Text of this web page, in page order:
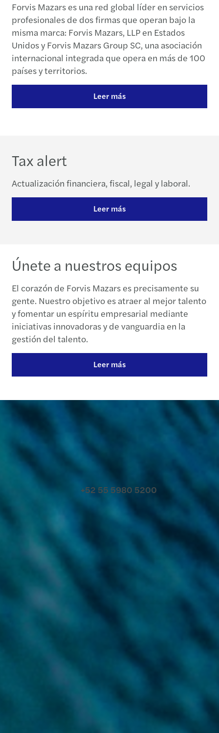
Forvis Mazars es una red global líder en servicios
profesionales de dos firmas que operan bajo la
misma marca: Forvis Mazars, LLP en Estados
Unidos y Forvis Mazars Group SC, una asociación
internacional integrada que opera en más de 100
países y territorios.
Leer más
Tax alert
Actualización financiera, fiscal, legal y laboral.
Leer más
Únete a nuestros equipos
El corazón de Forvis Mazars es precisamente su
gente. Nuestro objetivo es atraer al mejor talento
y fomentar un espíritu empresarial mediante
iniciativas innovadoras y de vanguardia en la
gestión del talento.
Leer más
Contacto
+52 55 5980 5200
Conozca nuestro equipo local